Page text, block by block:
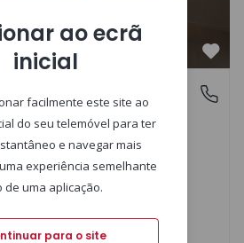
142 2 4
ao ecrã
inicial
facilmente este site ao
do seu telemóvel para ter
e navegar mais
experiência semelhante
de uma aplicação.
para o site